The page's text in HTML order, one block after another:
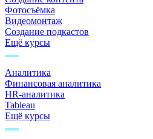
Фотосъёмка
Видеомонтаж
Создание подкастов
Ещё курсы
Аналитика
Финансовая аналитика
HR-аналитика
Tableau
Ещё курсы